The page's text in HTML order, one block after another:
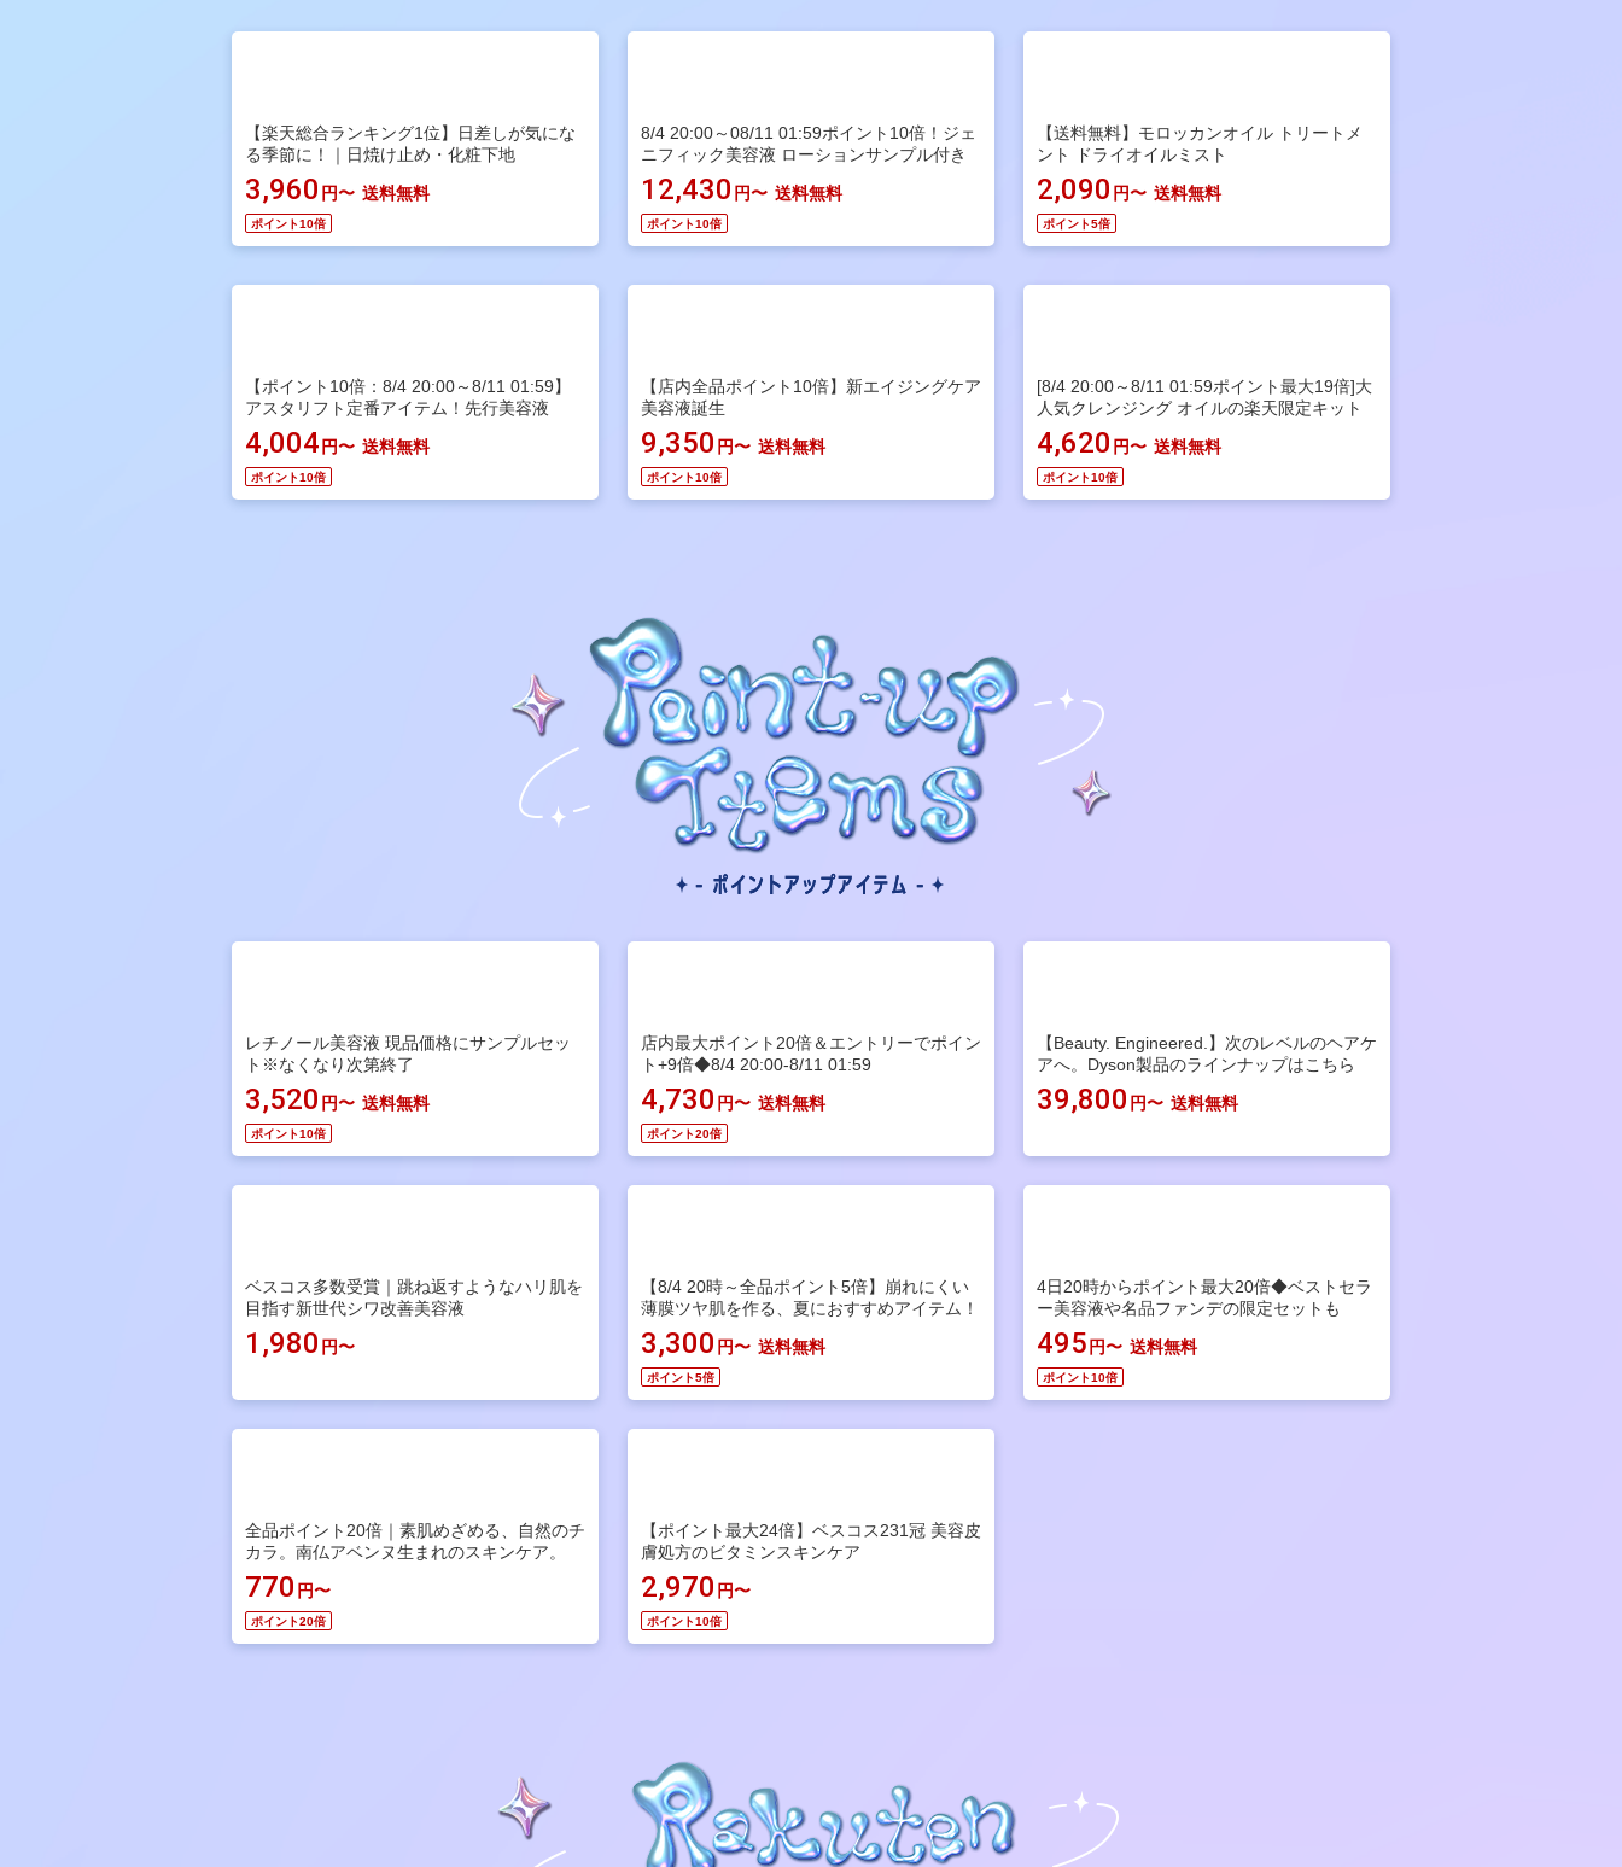
【楽天総合ランキング1位】日差しが気にな
る季節に！｜日焼け止め・化粧下地
3,960 円〜 送料無料
ポイント10倍
8/4 20:00～08/11 01:59ポイント10倍！ジェ
ニフィック美容液 ローションサンプル付き
12,430 円〜 送料無料
ポイント10倍
【送料無料】モロッカンオイル トリートメ
ント ドライオイルミスト
2,090 円〜 送料無料
ポイント5倍
【ポイント10倍：8/4 20:00～8/11 01:59】
アスタリフト定番アイテム！先行美容液
4,004 円〜 送料無料
ポイント10倍
【店内全品ポイント10倍】新エイジングケア
美容液誕生
9,350 円〜 送料無料
ポイント10倍
[8/4 20:00～8/11 01:59ポイント最大19倍]大
人気クレンジング オイルの楽天限定キット
4,620 円〜 送料無料
ポイント10倍
レチノール美容液 現品価格にサンプルセッ
ト※なくなり次第終了
3,520 円〜 送料無料
ポイント10倍
店内最大ポイント20倍＆エントリーでポイン
ト+9倍◆8/4 20:00-8/11 01:59
4,730 円〜 送料無料
ポイント20倍
【Beauty. Engineered.】次のレベルのヘアケ
アへ。Dyson製品のラインナップはこちら
39,800 円〜 送料無料
ベスコス多数受賞｜跳ね返すようなハリ肌を
目指す新世代シワ改善美容液
1,980 円〜
【8/4 20時～全品ポイント5倍】崩れにくい
薄膜ツヤ肌を作る、夏におすすめアイテム！
3,300 円〜 送料無料
ポイント5倍
4日20時からポイント最大20倍◆ベストセラ
ー美容液や名品ファンデの限定セットも
495 円〜 送料無料
ポイント10倍
全品ポイント20倍｜素肌めざめる、自然のチ
カラ。南仏アベンヌ生まれのスキンケア。
770 円〜
ポイント20倍
【ポイント最大24倍】ベスコス231冠 美容皮
膚処方のビタミンスキンケア
2,970 円〜
ポイント10倍